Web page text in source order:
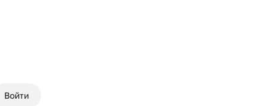
Войти